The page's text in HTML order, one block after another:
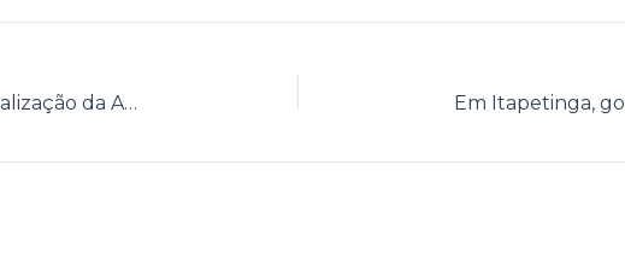
Itapetinga sedia o I Seminário de Formalização da Agroindústria de Pequeno Porte.